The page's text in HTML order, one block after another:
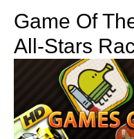
Game Of
All-Stars